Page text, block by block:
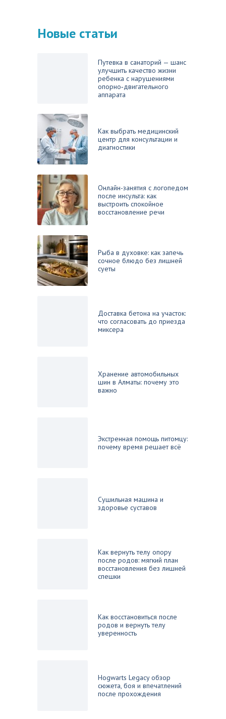
Новые статьи
Путевка в санаторий — шанс
улучшить качество жизни
ребенка с нарушениями
опорно‑двигательного
аппарата
Как выбрать медицинский
центр для консультации и
диагностики
Онлайн-занятия с логопедом
после инсульта: как
выстроить спокойное
восстановление речи
Рыба в духовке: как запечь
сочное блюдо без лишней
суеты
Доставка бетона на участок:
что согласовать до приезда
миксера
Хранение автомобильных
шин в Алматы: почему это
важно
Экстренная помощь питомцу:
почему время решает всё
Сушильная машина и
здоровье суставов
Как вернуть телу опору
после родов: мягкий план
восстановления без лишней
спешки
Как восстановиться после
родов и вернуть телу
уверенность
Hogwarts Legacy обзор
сюжета, боя и впечатлений
после прохождения